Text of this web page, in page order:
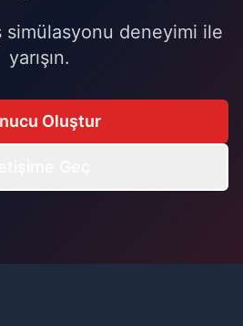
simülasyonu deneyimi ile
yarışın.
Oluştur